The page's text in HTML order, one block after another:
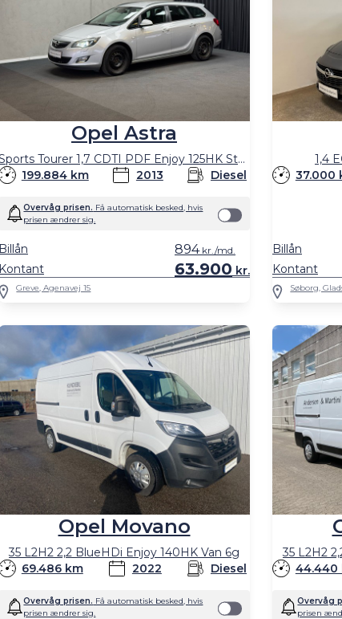
Opel Astra
Sports Tourer 1,7 CDTI PDF Enjoy 125HK Stc 6g
199.884 km
2013 Diesel
Overvåg prisen. Få automatisk besked, hvis
prisen ændrer sig.
Kontant 63.900 kr.
Billån 894kr./md.
Greve, Agenavej 15
1,4
37.000
Kontant
Billån
Søborg,
Opel Movano
35 L2H2 2,2 BlueHDi Enjoy 140HK Van 6g
69.486 km
2022 Diesel
Overvåg prisen. Få automatisk besked, hvis
prisen ændrer sig.
35 L2H2
44.440
Overvåg
prisen